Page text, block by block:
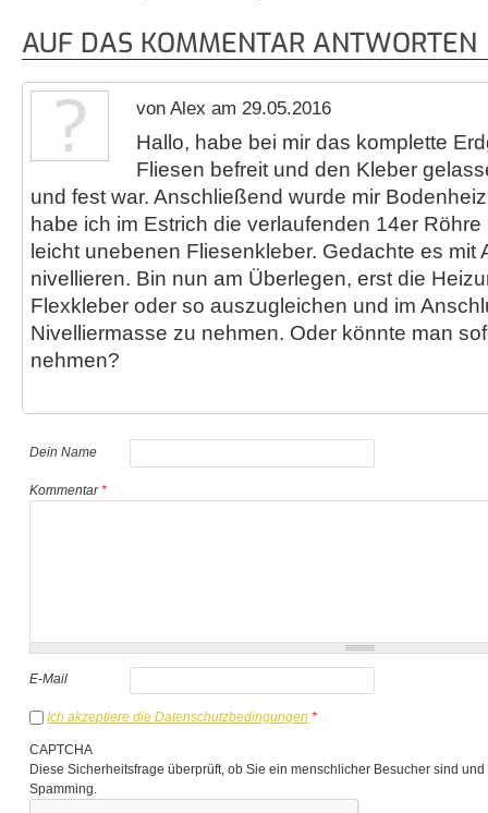
AUF DAS KOMMENTAR ANTWORTEN
von Alex am 29.05.2016
Hallo, habe bei mir das komplette
Fliesen befreit und den Kleber
und fest war. Anschließend wurde mir
habe ich im Estrich die verlaufenden 14er
leicht unebenen Fliesenkleber. Gedachte es mit
nivellieren. Bin nun am Überlegen, erst die
Flexkleber oder so auszugleichen und im
Nivelliermasse zu nehmen. Oder könnte man
nehmen?
Dein Name
Kommentar*
E-Mail
Ich akzeptiere die Datenschutzbedingungen *
CAPTCHA
Diese Sicherheitsfrage überprüft, ob Sie ein menschlicher Besucher sind
Spamming.